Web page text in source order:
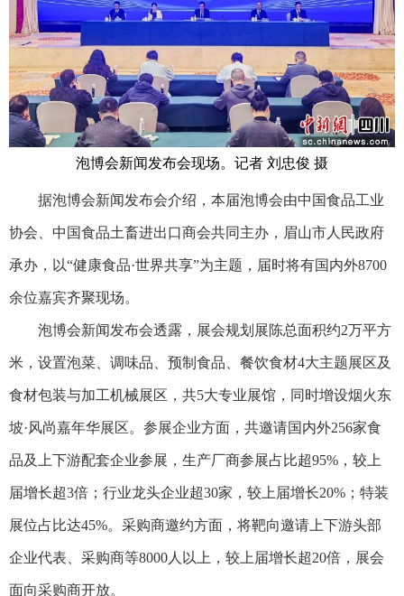
泡博会新闻发布会现场。记者 刘忠俊 摄
据泡博会新闻发布会介绍，本届泡博会由中国食品工业
协会、中国食品土畜进出口商会共同主办，眉山市人民政府
承办，以“健康食品·世界共享”为主题，届时将有国内外8700
余位嘉宾齐聚现场。
泡博会新闻发布会透露，展会规划展陈总面积约2万平方
米，设置泡菜、调味品、预制食品、餐饮食材4大主题展区及
食材包装与加工机械展区，共5大专业展馆，同时增设烟火东
坡·风尚嘉年华展区。参展企业方面，共邀请国内外256家食
品及上下游配套企业参展，生产厂商参展占比超95%，较上
届增长超3倍；行业龙头企业超30家，较上届增长20%；特装
展位占比达45%。采购商邀约方面，将靶向邀请上下游头部
企业代表、采购商等8000人以上，较上届增长超20倍，展会
面向采购商开放。